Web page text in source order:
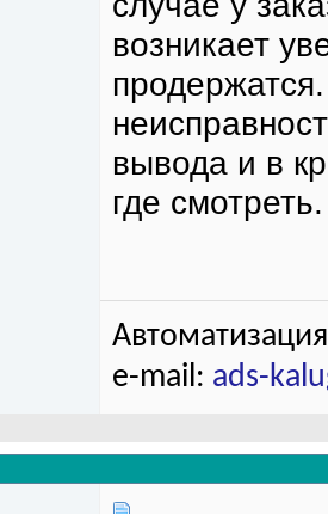
возникает
вывода и в
где смотреть.
e-mail: ads-